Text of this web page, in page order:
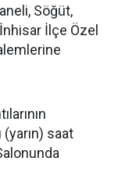
Söğüt,
İlçe Özel
saat